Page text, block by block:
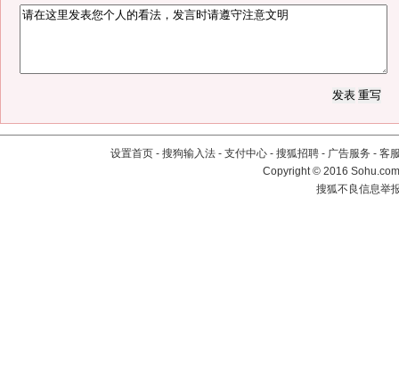
设置首页 - 搜狗输入法 - 支付中心 - 搜狐招聘 - 广告服务 - 客
Copyright©2016
搜狐不良信息举